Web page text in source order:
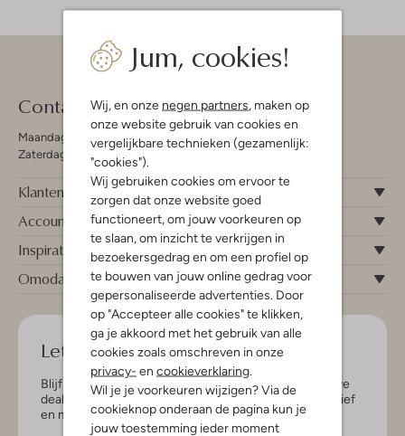
Jum, cookies!
Wij, en onze negen partners, maken op
onze website gebruik van cookies en
vergelijkbare technieken (gezamenlijk:
"cookies").
Wij gebruiken cookies om ervoor te
zorgen dat onze website goed
functioneert, om jouw voorkeuren op
te slaan, om inzicht te verkrijgen in
bezoekersgedrag en om een profiel op
te bouwen van jouw online gedrag voor
gepersonaliseerde advertenties. Door
op "Accepteer alle cookies" te klikken,
ga je akkoord met het gebruik van alle
cookies zoals omschreven in onze
privacy- en cookieverklaring.
Wil je je voorkeuren wijzigen? Via de
cookieknop onderaan de pagina kun je
jouw toestemming ieder moment
Contact
Maandag - Vrijdag 09:00 - 19:00 uur
Zaterdag 09:00 - 17:00 uur
Klantenservice
Account
Inspiratie
Omoda
Let's keep in touch!
Blijf op de hoogte van de nieuwste items en exclusieve
deals, speciaal voor jou. Schrijf je in voor de nieuwsbrief
en maak kans op € 150,- shoptegoed.